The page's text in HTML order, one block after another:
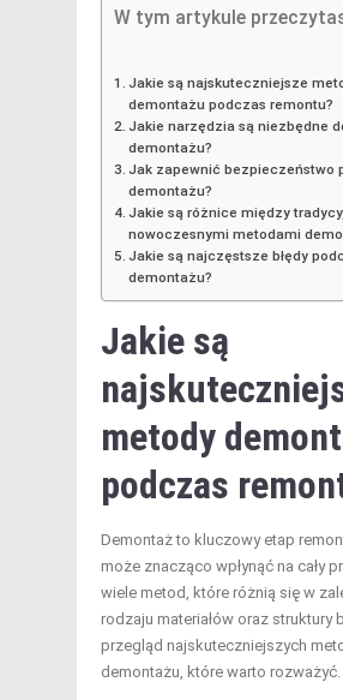
W tym artykule
Jakie są najskuteczniejsze
demontażu podczas remontu?
Jakie narzędzia są niezbędne
demontażu?
Jak zapewnić bezpieczeństwo
demontażu?
Jakie są różnice między
nowoczesnymi metodami
Jakie są najczęstsze błędy
demontażu?
Jakie są
metody
podczas
Demontaż to kluczowy etap
może znacząco wpłynąć na cały
wiele metod, które różnią się w
rodzaju materiałów oraz struktury
przegląd najskuteczniejszych
demontażu, które warto rozważyć.